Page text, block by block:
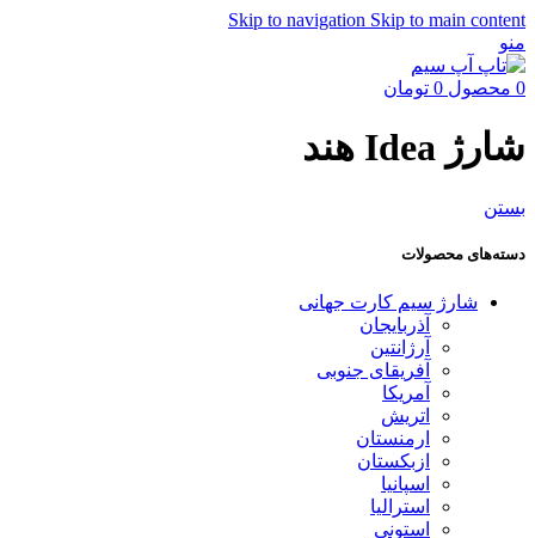
Skip to navigation Skip to main content
منو
0 محصول 0 تومان
شارژ Idea هند
بستن
دسته‌های محصولات
شارژ سیم کارت جهانی
آذربایجان
آرژانتین
آفریقای جنوبی
آمریکا
اتریش
ارمنستان
ازبکستان
اسپانیا
استرالیا
استونی